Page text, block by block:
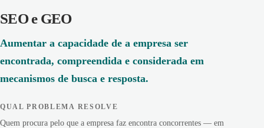
SEO e GEO
Aumentar a capacidade de a empresa ser
encontrada, compreendida e considerada em
mecanismos de busca e resposta.
QUAL PROBLEMA RESOLVE
Quem procura pelo que a empresa faz encontra concorrentes — em